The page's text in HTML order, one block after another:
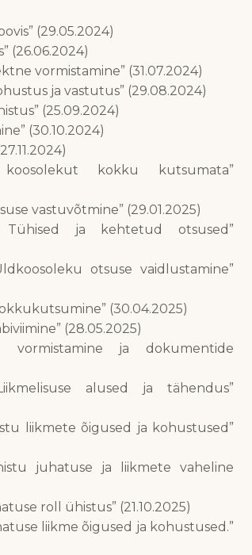
(29.05.2024)
(26.06.2024)
vormistamine” (31.07.2024)
ja vastutus” (29.08.2024)
(25.09.2024)
(30.10.2024)
kokku kutsumata”
vastuvõtmine” (29.01.2025)
Tühised ja kehtetud otsused”
otsuse vaidlustamine”
(30.04.2025)
(28.05.2025)
vormistamine ja dokumentide
alused ja tähendus”
liikmete õigused ja kohustused”
juhatuse ja liikmete vaheline
roll ühistus” (21.10.2025)
liikme õigused ja kohustused.”